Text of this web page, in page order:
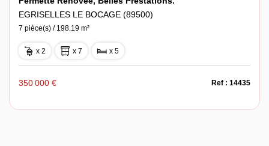
EGRISELLES LE BOCAGE (89500)
7 pièce(s) / 198.19 m²
x 2 x 7 x 5
350 000 € Ref : 14435